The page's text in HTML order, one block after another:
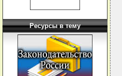
Ресурсы в тему